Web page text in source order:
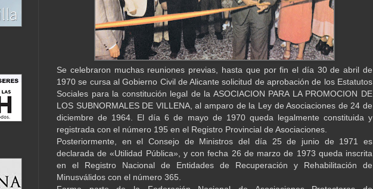
Se celebraron muchas reuniones previas, hasta que por fin el día 30 de abril de
1970 se cursa al Gobierno Civil de Alicante solicitud de aprobación de los Estatutos
Sociales para la constitución legal de la ASOCIACION PARA LA PROMOCION DE
LOS SUBNORMALES DE VILLENA, al amparo de la Ley de Asociaciones de 24 de
diciembre de 1964. El día 6 de mayo de 1970 queda legalmente constituida y
registrada con el número 195 en el Registro Provincial de Asociaciones.
Posteriormente, en el Consejo de Ministros del día 25 de junio de 1971 es
declarada de «Utilidad Pública», y con fecha 26 de marzo de 1973 queda inscrita
en el Registro Nacional de Entidades de Recuperación y Rehabilitación de
Minusválidos con el número 365.